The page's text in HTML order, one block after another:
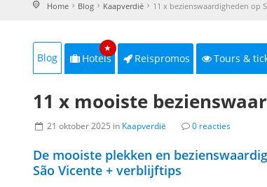
Home Blog Kaapverdië 11 x bezienswaardigheden op
Blog Hotels
★
Reispromos Tours &
11 x mooiste
21 oktober 2025 in Kaapverdië 0 reacties
De mooiste plekken en
São Vicente + verblijftips